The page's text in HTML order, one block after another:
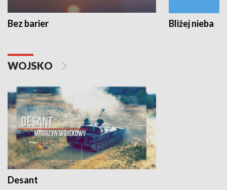
Bez barier Bliżej nieba
WOJSKO
Desant